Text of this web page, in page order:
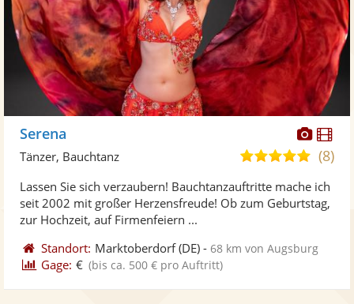
Fotos
Serena
5,0
5
Sternen
(8)
Tänzer, Bauchtanz
Lassen Sie sich verzaubern! Bauchtanzauftritte mache ich
seit 2002 mit großer Herzensfreude! Ob zum Geburtstag,
zur Hochzeit, auf Firmenfeiern ...
Standort: Marktoberdorf(DE) -68 km von Augsburg
Gage: € (bis ca. 500 € pro Auftritt)